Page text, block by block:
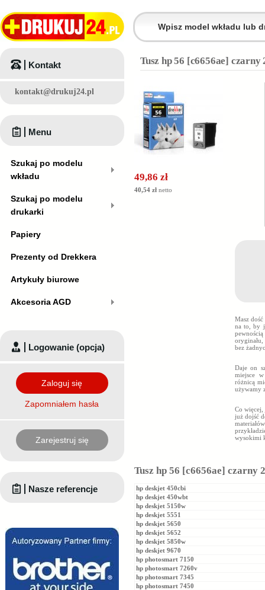
Tusz hp 56 [c6656ae]
49,86 zł
40,54 zł netto
Masz
na to, by
bez
Daje on
miejsce
różnicą
używamy
Co więcej,
już dojść
wysokimi
Tusz hp 56 [c6656ae]
hp deskjet 450cbi
hp deskjet 450wbt
hp deskjet 5150w
hp deskjet 5551
hp deskjet 5650
hp deskjet 5652
hp deskjet 5850w
hp deskjet 9670
hp photosmart 7150
hp photosmart 7260v
hp photosmart 7345
hp photosmart 7450
Kontakt
kontakt@drukuj24.pl
Menu
Szukaj po modelu
wkładu
Szukaj po modelu
drukarki
Papiery
Prezenty od Drekkera
Artykuły biurowe
Akcesoria AGD
Logowanie (opcja)
Zaloguj się
Zapomniałem hasła
Zarejestruj się
Nasze referencje